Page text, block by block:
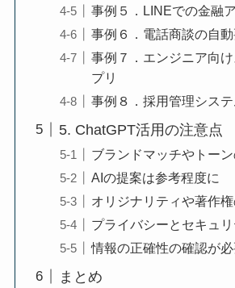
事例５．LINEでの金融
事例６．電話商談の自
事例７．エンジニア向
プリ
事例８．採用管理システ
5. ChatGPT活用の注意点
ブランドマッチやトー
AIの提案は参考程度に
オリジナリティや著作
プライバシーとセキュ
情報の正確性の確認が
まとめ